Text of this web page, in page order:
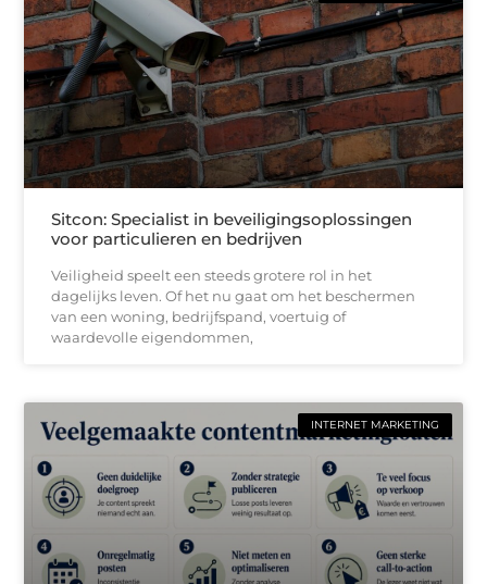
Sitcon: Specialist in beveiligingsoplossingen
voor particulieren en bedrijven
Veiligheid speelt een steeds grotere rol in het
dagelijks leven. Of het nu gaat om het beschermen
van een woning, bedrijfspand, voertuig of
waardevolle eigendommen,
INTERNET MARKETING